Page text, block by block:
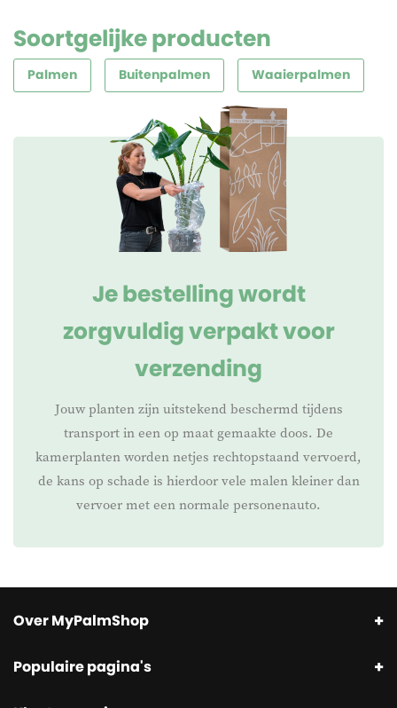
Soortgelijke producten
Palmen Buitenpalmen Waaierpalmen
Je bestelling wordt
zorgvuldig verpakt voor
verzending
Jouw planten zijn uitstekend beschermd tijdens
transport in een op maat gemaakte doos. De
kamerplanten worden netjes rechtopstaand vervoerd,
de kans op schade is hierdoor vele malen kleiner dan
vervoer met een normale personenauto.
Over MyPalmShop
Populaire pagina's